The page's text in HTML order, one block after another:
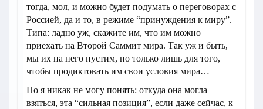
тогда, мол, и можно будет подумать о переговорах с
Россией, да и то, в режиме “принуждения к миру”.
Типа: ладно уж, скажите им, что им можно
приехать на Второй Саммит мира. Так уж и быть,
мы их на него пустим, но только лишь для того,
чтобы продиктовать им свои условия мира…
Но я никак не могу понять: откуда она могла
взяться, эта “сильная позиция”, если даже сейчас, к